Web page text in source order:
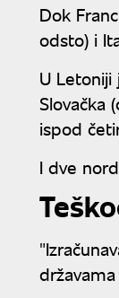
Dok
odsto) i
U
Slovačka
ispod
I dve